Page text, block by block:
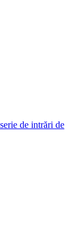
de intrări de